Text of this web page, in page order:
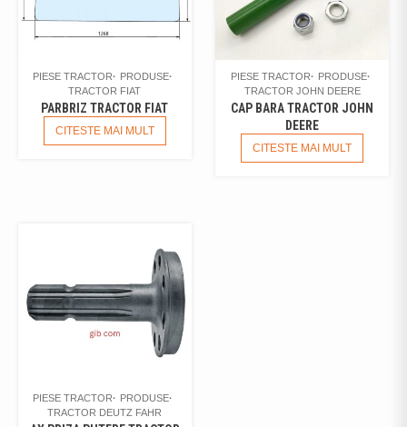
PIESE TRACTOR
PRODUSE
TRACTOR FIAT
PARBRIZ TRACTOR FIAT
CITESTE MAI MULT
PIESE TRACTOR
PRODUSE
TRACTOR JOHN DEERE
CAP BARA TRACTOR JOHN
DEERE
CITESTE MAI MULT
PIESE TRACTOR
PRODUSE
TRACTOR DEUTZ FAHR